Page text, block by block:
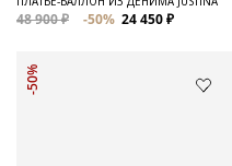
48 900 ₽ -50% 24 450 ₽
-50%